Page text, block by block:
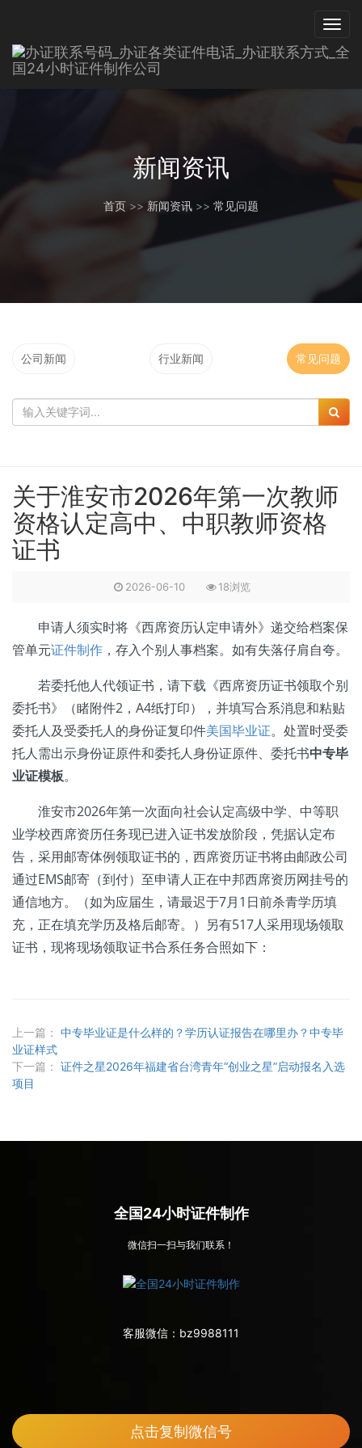
新闻资讯
首页 >> 新闻资讯 >> 常见问题
公司新闻 行业新闻 常见问题
关于淮安市2026年第一次教师
资格认定高中、中职教师资格
证书
2026-06-10 18浏览
申请人须实时将《西席资历认定申请外》递交给档案保
管单元证件制作 ，存入个别人事档案。如有失落仔肩自夸。
若委托他人代领证书，请下载《西席资历证书领取个别
委托书》（睹附件2，A4纸打印），并填写合系消息和粘贴
委托人及受委托人的身份证复印件美国毕业证。处置时受委
托人需出示身份证原件和委托人身份证原件、委托书中专毕
业证模板。
淮安市2026年第一次面向社会认定高级中学、中等职
业学校西席资历任务现已进入证书发放阶段，凭据认定布
告，采用邮寄体例领取证书的，西席资历证书将由邮政公司
通过EMS邮寄（到付）至申请人正在中邦西席资历网挂号的
通信地方。（如为应届生，请最迟于7月1日前杀青学历填
充，正在填充学历及格后邮寄。）另有517人采用现场领取
证书，现将现场领取证书合系任务合照如下：
上一篇： 中专毕业证是什么样的？学历认证报告在哪里办？中专毕
业证样式
下一篇： 证件之星2026年福建省台湾青年“创业之星”启动报名入选
项目
全国24小时证件制作
微信扫一扫与我们联系！
客服微信： bz9988111
点击复制微信号